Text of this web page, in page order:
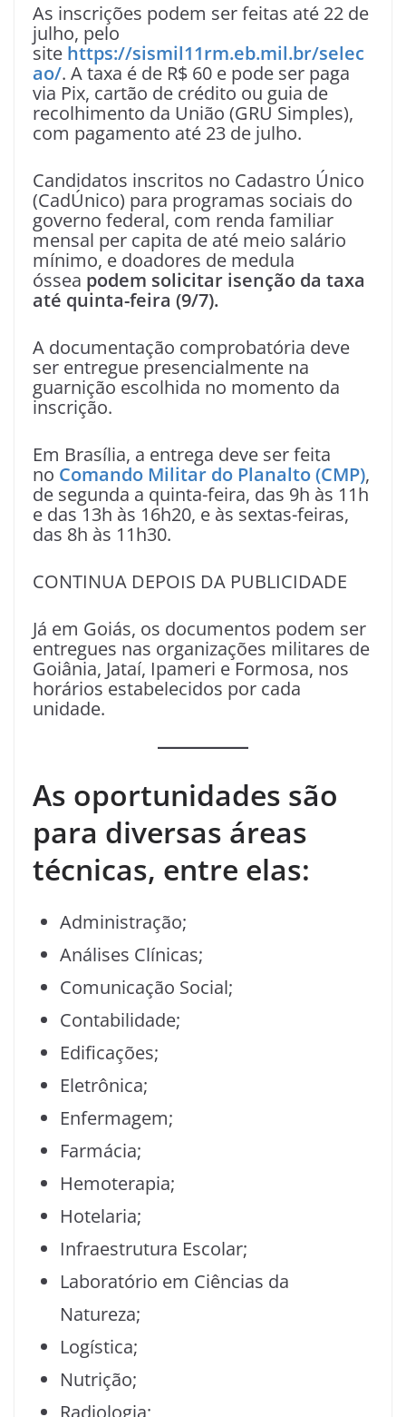
As inscrições podem ser feitas até 22 de
julho, pelo
site https://sismil11rm.eb.mil.br/selec
ao/. A taxa é de R$ 60 e pode ser paga
via Pix, cartão de crédito ou guia de
recolhimento da União (GRU Simples),
com pagamento até 23 de julho.
Candidatos inscritos no Cadastro Único
(CadÚnico) para programas sociais do
governo federal, com renda familiar
mensal per capita de até meio salário
mínimo, e doadores de medula
óssea podem solicitar isenção da taxa
até quinta-feira (9/7).
A documentação comprobatória deve
ser entregue presencialmente na
guarnição escolhida no momento da
inscrição.
Em Brasília, a entrega deve ser feita
no Comando Militar do Planalto (CMP),
de segunda a quinta-feira, das 9h às 11h
e das 13h às 16h20, e às sextas-feiras,
das 8h às 11h30.
CONTINUA DEPOIS DA PUBLICIDADE
Já em Goiás, os documentos podem ser
entregues nas organizações militares de
Goiânia, Jataí, Ipameri e Formosa, nos
horários estabelecidos por cada
unidade.
As oportunidades são
para diversas áreas
técnicas, entre elas:
Administração;
Análises Clínicas;
Comunicação Social;
Contabilidade;
Edificações;
Eletrônica;
Enfermagem;
Farmácia;
Hemoterapia;
Hotelaria;
Infraestrutura Escolar;
Laboratório em Ciências da
Natureza;
Logística;
Nutrição;